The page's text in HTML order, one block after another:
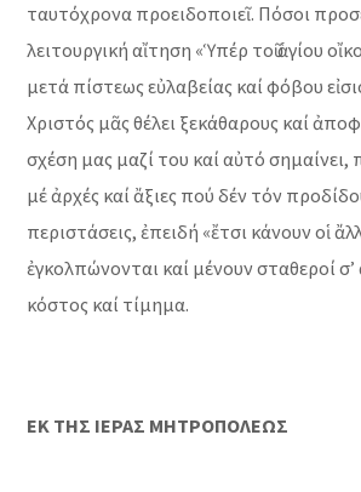
ταυτόχρονα προειδοποιεῖ. Πόσοι
λειτουργική αἴτηση «Ὑπέρ τοῦ ἁγίου
μετά πίστεως εὐλαβείας καί φόβου
Χριστός μᾶς θέλει ξεκάθαρους καί
σχέση μας μαζί του καί αὐτό
μέ ἀρχές καί ἄξιες πού δέν τόν
περιστάσεις, ἐπειδή «ἔτσι κάνουν οἱ
ἐγκολπώνονται καί μένουν σταθεροί
κόστος καί τίμημα.
ΕΚ ΤΗΣ ΙΕΡΑΣ ΜΗΤΡΟΠΟΛΕΩΣ